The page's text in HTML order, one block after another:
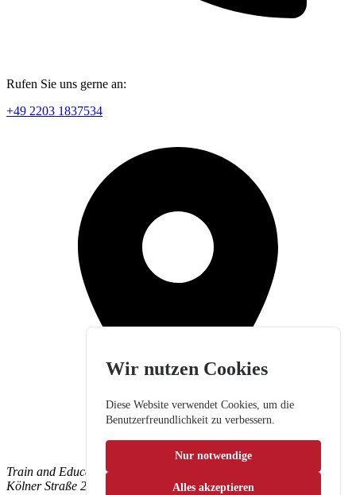
Rufen Sie uns gerne an:
+49 2203 1837534
Train and Education GmbH
Kölner Straße 265
Wir nutzen Cookies
Diese Website verwendet Cookies, um die
Benutzerfreundlichkeit zu verbessern.
Nur notwendige
Alles akzeptieren